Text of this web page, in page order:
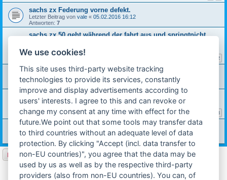
sachs zx Federung vorne defekt.
Letzter Beitrag von vale « 05.02.2016 16:12
Antworten: 7
sachs zx 50 geht während der fahrt aus und springtnicht
Letzter Beitrag von Steffen 1727
Antworten:30 2
Kupplung kommt trotz einstellen sehr spät
Letzter Beitrag vonSachxy« 10.12.2015 22:50
Antworten:
sachs ZX 50 springt schlecht an und läuft schlecht .
Letzter Beitrag von vale«28.08.2015 12:30
Antworten:40 3
Original Ersatzteile
Letzter Beitrag von stefankausk «18.06.2015 12:02
Antworten:
4
Neues Thema
65 Themen 1 2 3 Nächste
We use cookies!
This site uses third-party website tracking
technologies to provide its services, constantly
improve and display advertisements according to
users' interests. I agree to this and can revoke or
change my consent at any time with effect for the
future.We point out that some tools may transfer data
to third countries without an adequate level of data
protection. By clicking "Accept (incl. data transfer to
non-EU countries)", you agree that the data may be
used by us as well as by the respective third-party
providers (also from non-EU countries). You can, of